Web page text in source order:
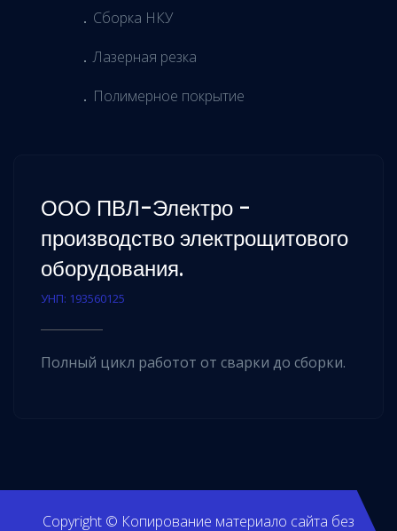
Сборка НКУ
Лазерная резка
Полимерное покрытие
ООО ПВЛ-Электро -
производство электрощитового
оборудования.
УНП: 193560125
Полный цикл работот от сварки до сборки.
Copyright © Копирование материало сайта без